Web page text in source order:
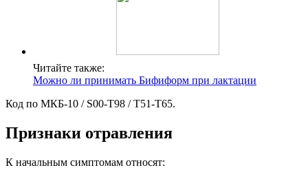
Читайте также:
Можно ли принимать Бифиформ при лактации
Код по МКБ-10 / S00-T98 / T51-T65.
Признаки отравления
К начальным симптомам относят: